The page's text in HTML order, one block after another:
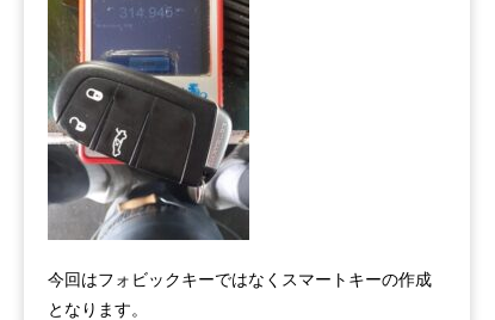
今回はフォビックキーではなくスマートキーの作成
となります。